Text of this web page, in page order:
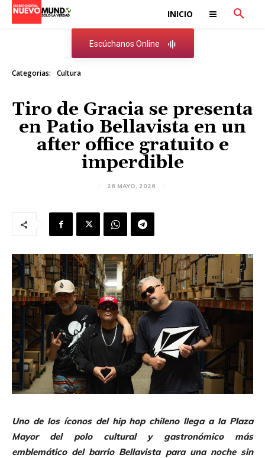
INICIO
Escúchanos Online
Categorias: Cultura
Tiro de Gracia se presenta
en Patio Bellavista en un
after office gratuito e
imperdible
26 MAYO, 2026
Uno de los íconos del hip hop chileno llega a la Plaza
Mayor del polo cultural y gastronómico más
emblemático del barrio Bellavista para una noche sin